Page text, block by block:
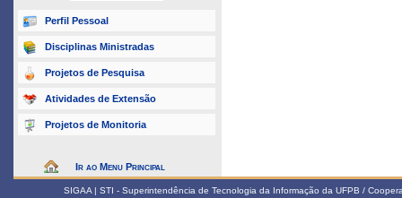
Perfil Pessoal
Disciplinas Ministradas
Projetos de Pesquisa
Atividades de Extensão
Projetos de Monitoria
Ir ao Menu Principal
SIGAA | STI - Superintendência de Tecnologia da Informação da UFPB /